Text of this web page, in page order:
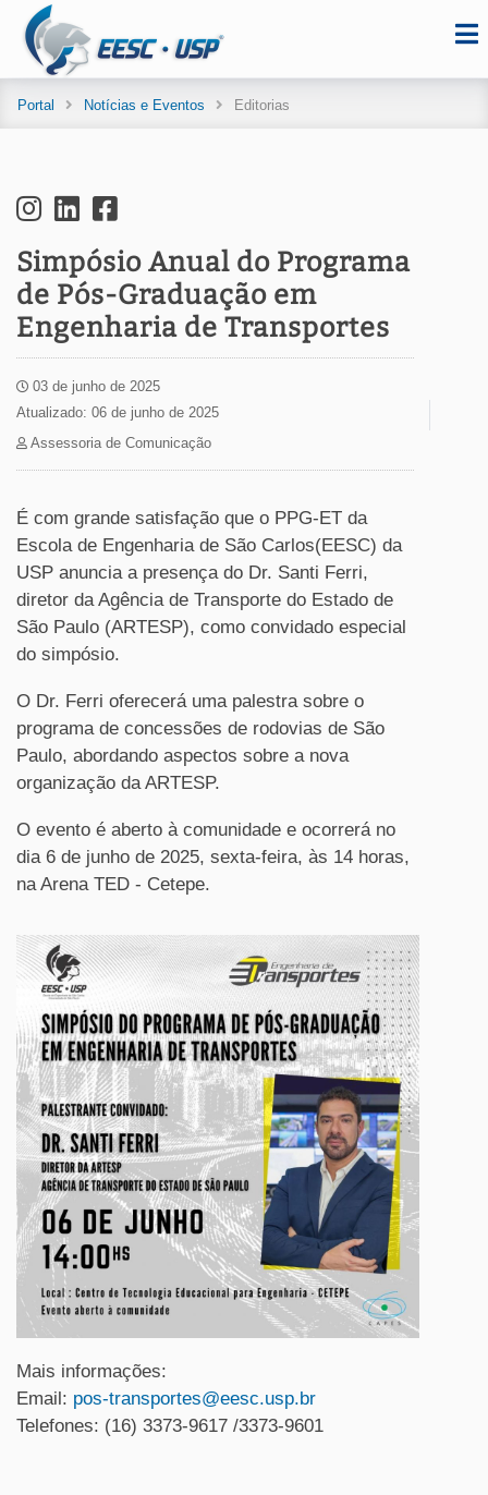
Portal Notícias e Eventos Editorias
Simpósio Anual do Programa
de Pós-Graduação em
Engenharia de Transportes
03 de junho de 2025
Atualizado: 06 de junho de 2025
Assessoria de Comunicação
É com grande satisfação que o PPG-ET da
Escola de Engenharia de São Carlos(EESC) da
USP anuncia a presença do Dr. Santi Ferri,
diretor da Agência de Transporte do Estado de
São Paulo (ARTESP), como convidado especial
do simpósio.
O Dr. Ferri oferecerá uma palestra sobre o
programa de concessões de rodovias de São
Paulo, abordando aspectos sobre a nova
organização da ARTESP.
O evento é aberto à comunidade e ocorrerá no
dia 6 de junho de 2025, sexta-feira, às 14 horas,
na Arena TED - Cetepe.
Mais informações:
Email: pos-transportes@eesc.usp.br
Telefones: (16) 3373-9617 /3373-9601